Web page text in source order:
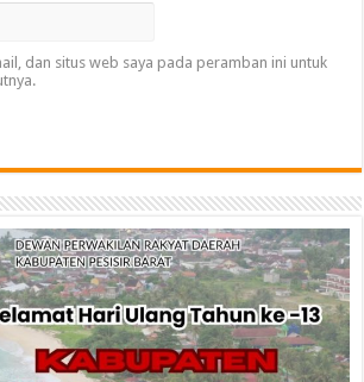
dan situs web saya pada peramban ini untuk